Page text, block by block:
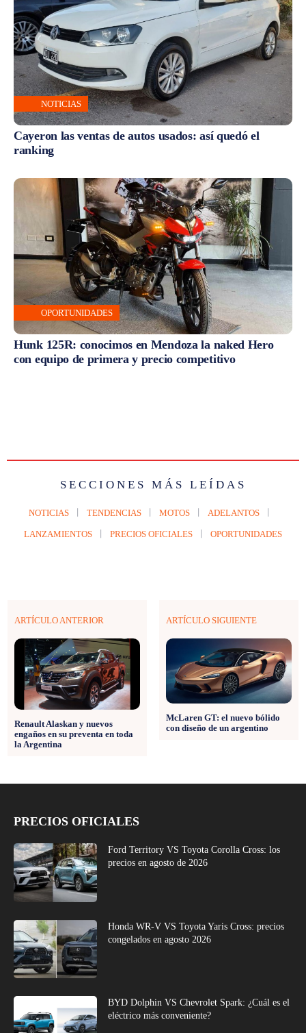
NOTICIAS
Cayeron las ventas de autos usados: así quedó el
ranking
OPORTUNIDADES
Hunk 125R: conocimos en Mendoza la naked Hero
con equipo de primera y precio competitivo
SECCIONES MÁS LEÍDAS
NOTICIAS TENDENCIAS MOTOS ADELANTOS
LANZAMIENTOS PRECIOS OFICIALES OPORTUNIDADES
ARTÍCULO ANTERIOR
Renault Alaskan y nuevos
engaños en su preventa en toda
la Argentina
ARTÍCULO SIGUIENTE
McLaren GT: el nuevo bólido
con diseño de un argentino
PRECIOS OFICIALES
Ford Territory VS Toyota Corolla Cross: los
precios en agosto de 2026
Honda WR-V VS Toyota Yaris Cross: precios
congelados en agosto 2026
BYD Dolphin VS Chevrolet Spark: ¿Cuál es el
eléctrico más conveniente?